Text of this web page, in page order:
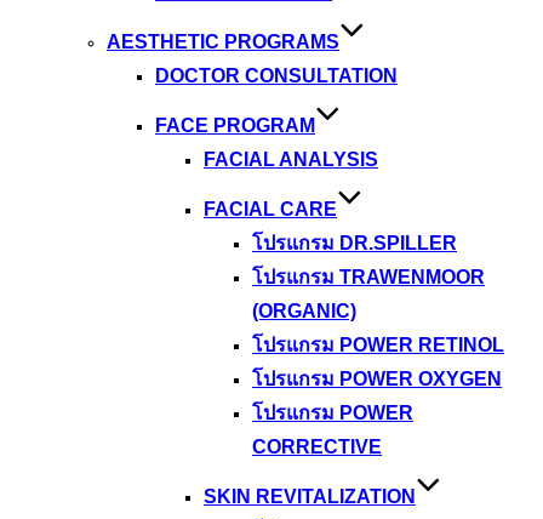
AESTHETIC PROGRAMS
DOCTOR CONSULTATION
FACE PROGRAM
FACIAL ANALYSIS
FACIAL CARE
โปรแกรม DR.SPILLER
โปรแกรม TRAWENMOOR
(ORGANIC)
โปรแกรม POWER RETINOL
โปรแกรม POWER OXYGEN
โปรแกรม POWER
CORRECTIVE
SKIN REVITALIZATION